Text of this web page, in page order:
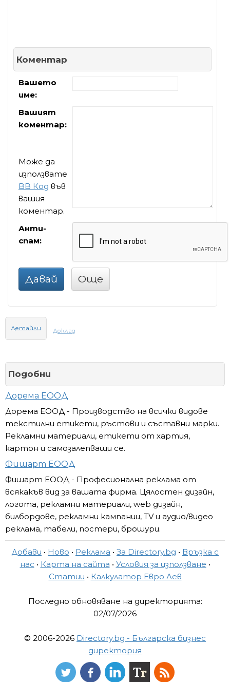
Коментар
Вашето
име:
Вашият
коментар:
Може да
използвате
BB Код във
вашия
коментар.
Анти-
спам:
Давай Още
Детайли Доклад
Подобни
Дорема ЕООД
Дорема ЕООД - Производство на всички видове
текстилни етикети, ръстови и съставни марки.
Рекламни материали, етикети от хартия,
картон и самозалепващи се.
Фишарт ЕООД
Фишарт ЕООД - Професионална реклама от
всякакъв вид за вашата фирма. Цялостен дизайн,
логота, рекламни материали, web дизайн,
билбордове, рекламни кампании, ТV и аудио/видео
реклама, табели, постери, брошури.
Добави • Ново • Реклама • За Directory.bg • Връзка с
нас • Карта на сайта • Условия за използване •
Статии • Калкулатор Евро Лев
Последно обновяване на директорията:
02/07/2026
© 2006-2026 Directory.bg - Българска бизнес
директория